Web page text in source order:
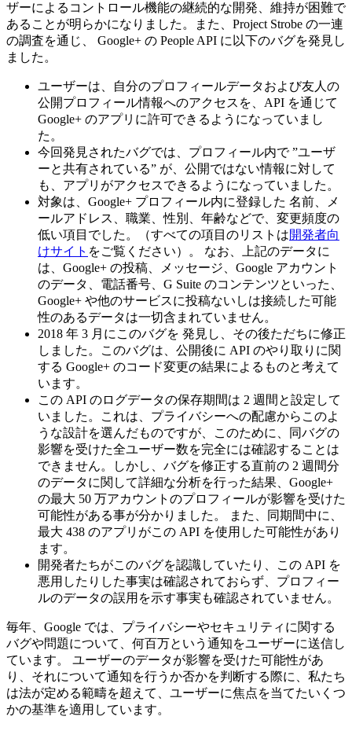
ザーによるコントロール機能の継続的な開発、維持が困難で
あることが明らかになりました。また、Project Strobe の一連
の調査を通じ、 Google+ の People API に以下のバグを発見し
ました。
ユーザーは、自分のプロフィールデータおよび友人の
公開プロフィール情報へのアクセスを、API を通じて
Google+ のアプリに許可できるようになっていまし
た。
今回発見されたバグでは、プロフィール内で ”ユーザ
ーと共有されている” が、公開ではない情報に対して
も、アプリがアクセスできるようになっていました。
対象は、Google+ プロフィール内に登録した 名前、メ
ールアドレス、職業、性別、年齢などで、変更頻度の
低い項目でした。（すべての項目のリストは開発者向
けサイト をご覧ください）。 なお、上記のデータに
は、Google+ の投稿、メッセージ、Google アカウント
のデータ、電話番号、G Suite のコンテンツといった、
Google+ や他のサービスに投稿ないしは接続した可能
性のあるデータは一切含まれていません。
2018 年 3 月にこのバグを 発見し、その後ただちに修正
しました。このバグは、公開後に API のやり取りに関
する Google+ のコード変更の結果によるものと考えて
います。
この API のログデータの保存期間は 2 週間と設定して
いました。これは、プライバシーへの配慮からこのよ
うな設計を選んだものですが、このために、同バグの
影響を受けた全ユーザー数を完全には確認することは
できません。しかし、バグを修正する直前の 2 週間分
のデータに関して詳細な分析を行った結果、Google+
の最大 50 万アカウントのプロフィールが影響を受けた
可能性がある事が分かりました。 また、同期間中に、
最大 438 のアプリがこの API を使用した可能性があり
ます。
開発者たちがこのバグを認識していたり、この API を
悪用したりした事実は確認されておらず、プロフィー
ルのデータの誤用を示す事実も確認されていません。
毎年、Google では、プライバシーやセキュリティに関する
バグや問題について、何百万という通知をユーザーに送信し
ています。 ユーザーのデータが影響を受けた可能性があ
り、それについて通知を行うか否かを判断する際に、私たち
は法が定める範疇を超えて、ユーザーに焦点を当てたいくつ
かの基準を適用しています。